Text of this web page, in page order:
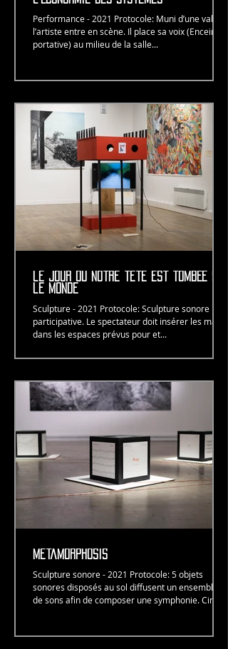
Performance - 2021 Protocole: Muni d’une valise,
l’artiste entre en scène. Il place sa voix (Enceinte
portative) au milieu de la salle...
le jour où notre tête est tombée sur
le monde
Sculpture - 2021 Protocole: Sculpture sonore
participative. Le spectateur doit insérer les mains
dans les espaces prévus pour et...
metamorphosis
Sculpture sonore - 2021 Protocole: 5 objets
sonores disposés au sol diffusent un ensemble
de sons afin de composer une symphonie. Cinq...